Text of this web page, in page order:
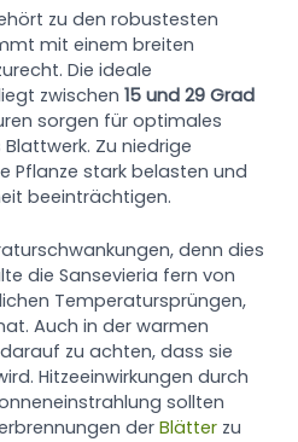
zu den robustesten
mit einem breiten
Die ideale
zwischen15 und 29 Grad
sorgen für optimales
Zu niedrige
Pflanze stark belasten und
beeinträchtigen.
denn dies
die Sansevieria fern von
Temperatursprüngen,
Auch in der warmen
zu achten, dass sie
Hitzeeinwirkungen durch
sollten
derBlätter zu